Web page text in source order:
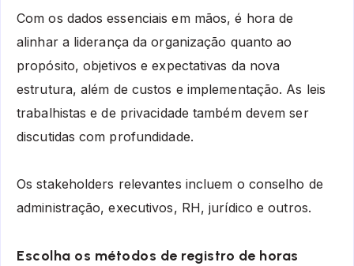
Com os dados essenciais em mãos, é hora de
alinhar a liderança da organização quanto ao
propósito, objetivos e expectativas da nova
estrutura, além de custos e implementação. As leis
trabalhistas e de privacidade também devem ser
discutidas com profundidade.
Os stakeholders relevantes incluem o conselho de
administração, executivos, RH, jurídico e outros.
Escolha os métodos de registro de horas